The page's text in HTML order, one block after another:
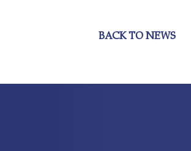
BACK TO NEWS